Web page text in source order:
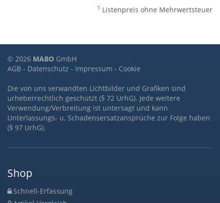
1 Listenpreis ohne Mehrwertsteuer
© 2026 MABO GmbH
AGB - Datenschutz - Impressum - Cookie
Die von uns verwandten Lichtbilder und Grafiken sind
urheberrechtlich geschützt (§ 72 UrhG). Jede weitere
Verwendung/Verbreitung ist untersagt und kann
Unterlassungs- u. Schadensersatzansprüche zur Folge haben
(§ 97 UrhG).
Shop
Schnell-Erfassung